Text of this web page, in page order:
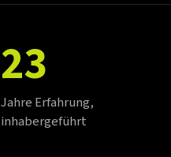
23
Jahre Erfahrung,
inhabergeführt